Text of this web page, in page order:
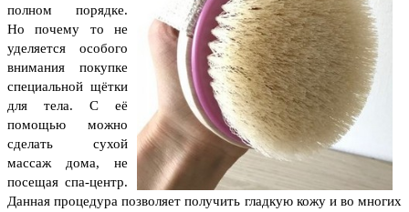
полном порядке.
Но почему то не
уделяется особого
внимания покупке
специальной щётки
для тела. С её
помощью можно
сделать сухой
массаж дома, не
посещая спа-центр.
Данная процедура позволяет получить гладкую кожу и во многих